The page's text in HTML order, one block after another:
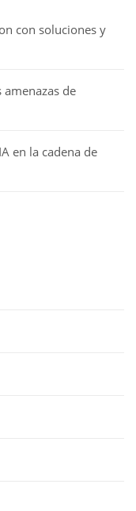
con soluciones y
de
en la cadena de